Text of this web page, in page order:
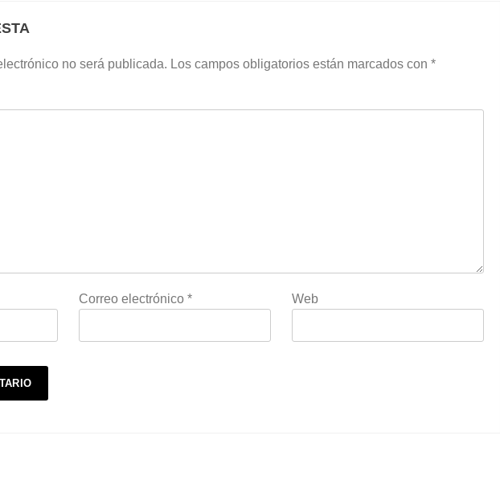
no será publicada. Los campos obligatorios están marcados con *
Correo electrónico* Web